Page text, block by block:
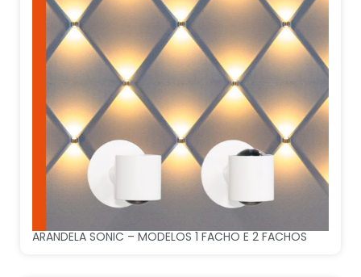
ARANDELA SONIC – MODELOS 1 FACHO E 2 FACHOS